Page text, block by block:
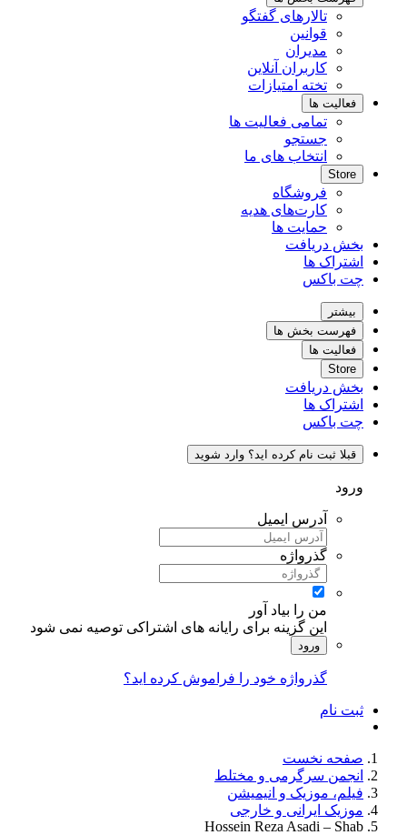
تالارهای گفتگو
قوانین
مدیران
کاربران آنلاین
تخته امتیازات
فعالیت ها
تمامی فعالیت ها
جستجو
انتخاب های ما
Store
فروشگاه
کارت‌های هدیه
حمایت ها
بخش دریافت
اشتراک ها
چت باکس
بیشتر
فهرست بخش ها
فعالیت ها
Store
بخش دریافت
اشتراک ها
چت باکس
قبلا ثبت نام کرده اید؟ وارد شوید
ورود
آدرس ایمیل
گذرواژه
من را بیاد آور
این گزینه برای رایانه های اشتراکی توصیه نمی شود
ورود
گذرواژه خود را فراموش کرده اید؟
ثبت نام
صفحه نخست
انجمن سرگرمی و مختلط
فیلم، موزیک و انیمیشن
موزیک ایرانی و خارجی
Hossein Reza Asadi – Shab